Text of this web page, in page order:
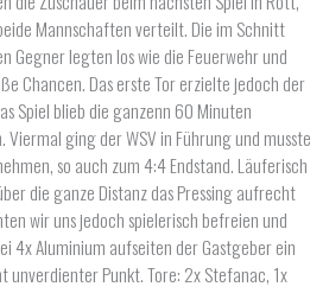
Mannschaften verteilt. Die im Schnitt
Gegner legten los wie die Feuerwehr und
Chancen. Das erste Tor erzielte jedoch der
Spiel blieb die ganzenn 60 Minuten
Viermal ging der WSV in Führung und musste
so auch zum 4:4 Endstand. Läuferisch
die ganze Distanz das Pressing aufrecht
wir uns jedoch spielerisch befreien und
4x Aluminium aufseiten der Gastgeber ein
unverdienter Punkt. Tore: 2x Stefanac, 1x